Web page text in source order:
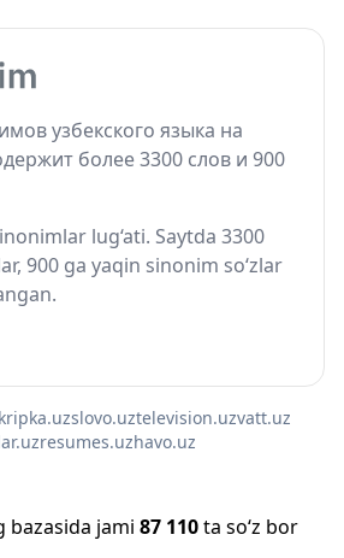
узбекского языка на
более 3300 слов и 900
lug‘ati. Saytda 3300
900 ga yaqin sinonim so‘zlar
slovo.uztelevision.uzvatt.uz
resumes.uzhavo.uz
bazasida jami 87 110ta so‘z bor